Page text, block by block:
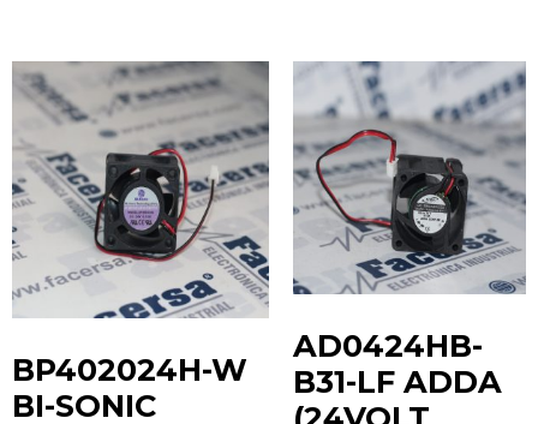
BP402024H-W
BI-SONIC
AD0424HB-
B31-LF ADDA